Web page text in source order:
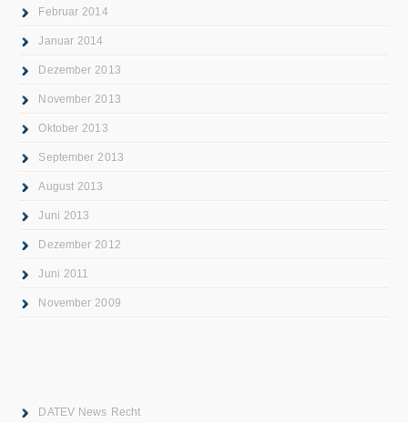
Februar 2014
Januar 2014
Dezember 2013
November 2013
Oktober 2013
September 2013
August 2013
Juni 2013
Dezember 2012
Juni 2011
November 2009
DATEV News Recht